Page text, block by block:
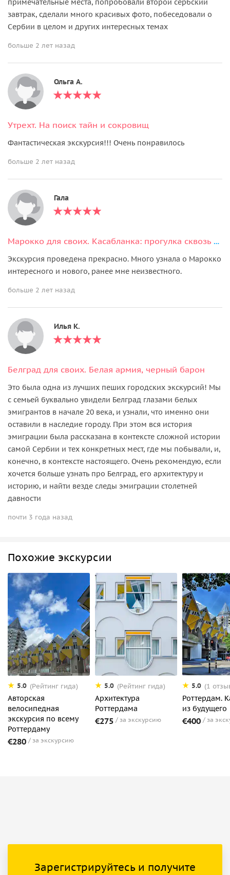
примечательные места, попробовали второй сербский
завтрак, сделали много красивых фото, побеседовали о
Сербии в целом и других интересных темах
больше 2 лет назад
Ольга A.
Утрехт. На поиск тайн и сокровищ
Фантастическая экскурсия!!! Очень понравилось
больше 2 лет назад
Гала
Марокко для своих. Касабланка: прогулка сквозь время
Экскурсия проведена прекрасно. Много узнала о Марокко
интересного и нового, ранее мне неизвестного.
больше 2 лет назад
Илья К.
Белград для своих. Белая армия, черный барон
Это была одна из лучших пеших городских экскурсий! Мы
с семьей буквально увидели Белград глазами белых
эмигрантов в начале 20 века, и узнали, что именно они
оставили в наследие городу. При этом вся история
эмиграции была рассказана в контексте сложной истории
самой Сербии и тех конкретных мест, где мы побывали, и,
конечно, в контексте настоящего. Очень рекомендую, если
хочется больше узнать про Белград, его архитектуру и
историю, и найти везде следы эмиграции столетней
давности
почти 3 года назад
Похожие экскурсии
5.0 (Рейтинг гида)
Авторская
велосипедная
экскурсия по всему
Роттердаму
€280 за экскурсию
5.0 (Рейтинг гида)
Архитектура
Роттердама
€275 за экскурсию
5.0 (1
Роттердам.
из будущего
€400 за
Зарегистрируйтесь и получите